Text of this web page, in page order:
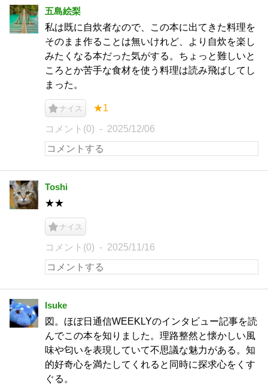
五島絵梨
私は既に自炊者なので、この本に出てきた料理を
そのまま作ることは無いけれど、より自炊を楽し
みたくなる本だった気がする。ちょっと難しいと
ころとか苦手な食材を使う料理は読み飛ばしてし
まった。
ナイス ★1
コメント(0) 2025/12/06
Toshi
★★
ナイス
コメント(0) 2025/11/16
Isuke
図。ほぼ日通信WEEKLYのインタビュー記事を読
んでこの本を知りました。理路整然と懐かしい風
味や匂いを表現していて不思議な魅力がある。知
的好奇心を満たしてくれると同時に探求心をくす
ぐる。